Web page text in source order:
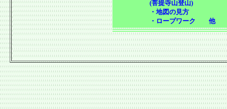
(菩提寺山登山)
・地図の見方
・ロープワーク 他